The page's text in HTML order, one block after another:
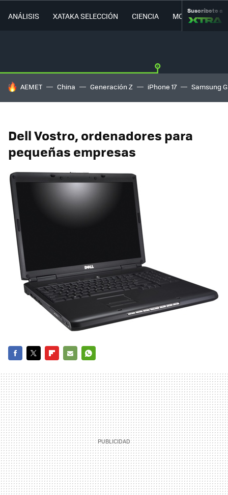
ANÁLISIS XATAKA SELECCIÓN CIENCIA MOVILIDAD
Suscríbete a
HOY SE HABLA DE
AEMET China Generación Z iPhone 17 Samsung
Dell Vostro, ordenadores para
pequeñas empresas
MAIL